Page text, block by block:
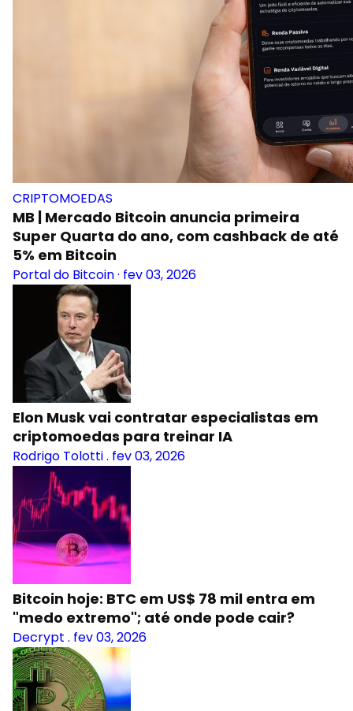
CRIPTOMOEDAS
MB | Mercado Bitcoin anuncia primeira
Super Quarta do ano, com cashback de até
5% em Bitcoin
Portal do Bitcoin· fev 03, 2026
Elon Musk vai contratar especialistas em
criptomoedas para treinar IA
Rodrigo Tolotti. fev 03, 2026
Bitcoin hoje: BTC em US$ 78 mil entra em
"medo extremo"; até onde pode cair?
Decrypt . fev 03, 2026